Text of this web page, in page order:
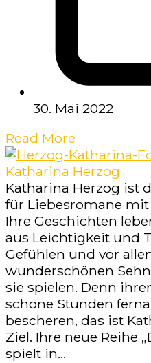
30. Mai 2022
Read More
Katharina Herzog
Katharina Herzog ist
für Liebesromane mit
Ihre Geschichten
aus Leichtigkeit und
Gefühlen und vor
wunderschönen
sie spielen. Denn
schöne Stunden
bescheren, das ist
Ziel. Ihre neue Reihe
spielt in...